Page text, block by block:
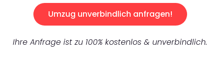
Umzug unverbindlich anfragen!
Ihre Anfrage ist zu 100% kostenlos & unverbindlich.